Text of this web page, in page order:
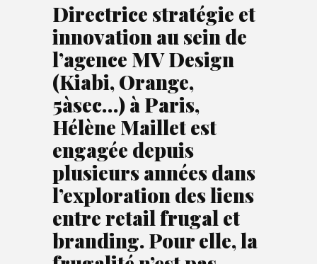
Directrice stratégie et
innovation au sein de
l’agence MV Design
(Kiabi, Orange,
5àsec…) à Paris,
Hélène Maillet est
engagée depuis
plusieurs années dans
l’exploration des liens
entre retail frugal et
branding. Pour elle, la